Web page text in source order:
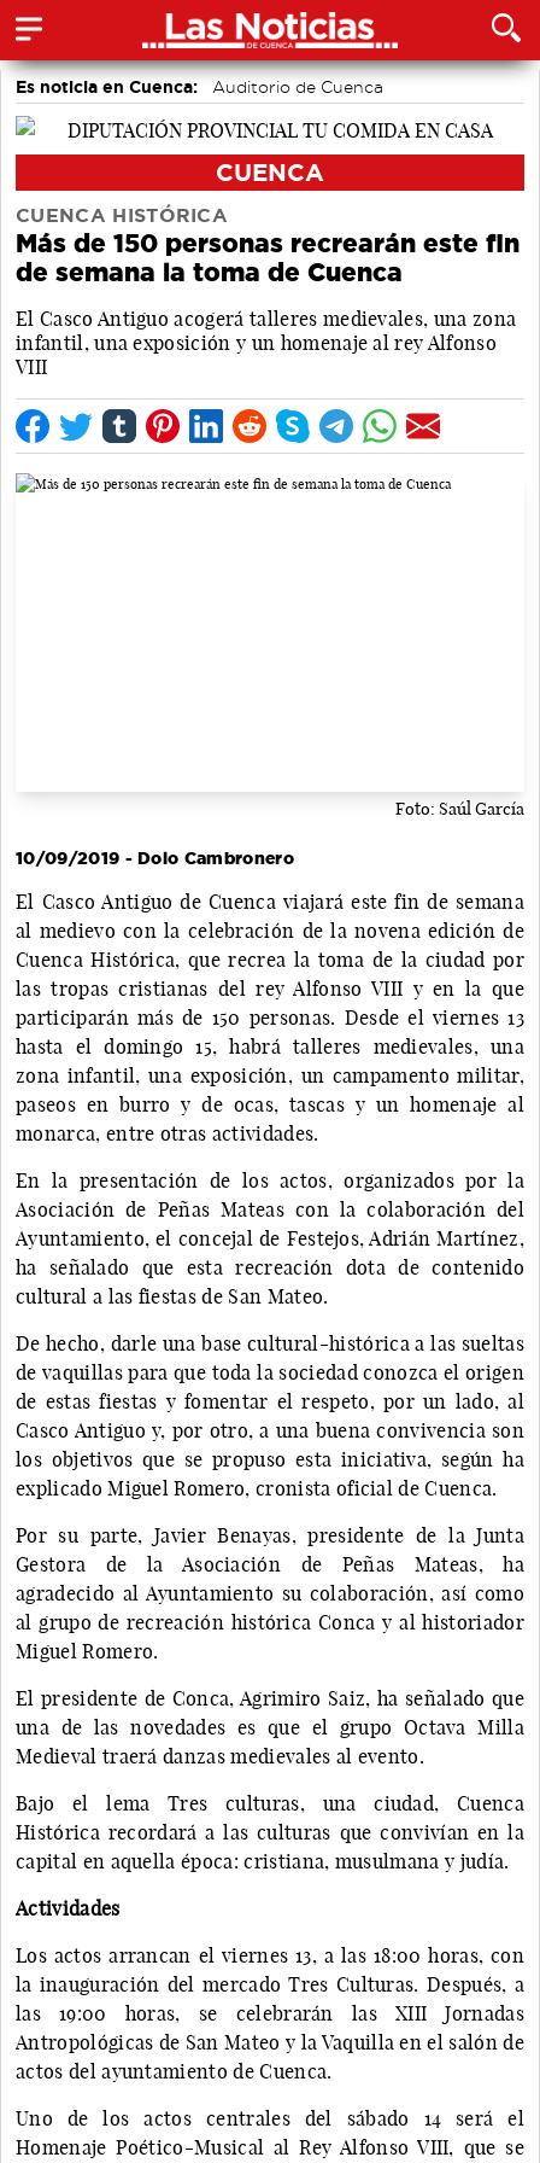
Es noticia en Cuenca: Auditorio de Cuenca
CUENCA
CUENCA HISTÓRICA
Más de 150 personas recrearán este fin
de semana la toma de Cuenca
El Casco Antiguo acogerá talleres medievales, una zona
infantil, una exposición y un homenaje al rey Alfonso
VIII
Foto: Saúl García
10/09/2019 - Dolo Cambronero
El Casco Antiguo de Cuenca viajará este fin de semana
al medievo con la celebración de la novena edición de
Cuenca Histórica, que recrea la toma de la ciudad por
las tropas cristianas del rey Alfonso VIII y en la que
participarán más de 150 personas. Desde el viernes 13
hasta el domingo 15, habrá talleres medievales, una
zona infantil, una exposición, un campamento militar,
paseos en burro y de ocas, tascas y un homenaje al
monarca, entre otras actividades.
En la presentación de los actos, organizados por la
Asociación de Peñas Mateas con la colaboración del
Ayuntamiento, el concejal de Festejos, Adrián Martínez,
ha señalado que esta recreación dota de contenido
cultural a las fiestas de San Mateo.
De hecho, darle una base cultural-histórica a las sueltas
de vaquillas para que toda la sociedad conozca el origen
de estas fiestas y fomentar el respeto, por un lado, al
Casco Antiguo y, por otro, a una buena convivencia son
los objetivos que se propuso esta iniciativa, según ha
explicado Miguel Romero, cronista oficial de Cuenca.
Por su parte, Javier Benayas, presidente de la Junta
Gestora de la Asociación de Peñas Mateas, ha
agradecido al Ayuntamiento su colaboración, así como
al grupo de recreación histórica Conca y al historiador
Miguel Romero.
El presidente de Conca, Agrimiro Saiz, ha señalado que
una de las novedades es que el grupo Octava Milla
Medieval traerá danzas medievales al evento.
Bajo el lema Tres culturas, una ciudad, Cuenca
Histórica recordará a las culturas que convivían en la
capital en aquella época: cristiana, musulmana y judía.
Actividades
Los actos arrancan el viernes 13, a las 18:00 horas, con
la inauguración del mercado Tres Culturas. Después, a
las 19:00 horas, se celebrarán las XIII Jornadas
Antropológicas de San Mateo y la Vaquilla en el salón de
actos del ayuntamiento de Cuenca.
Uno de los actos centrales del sábado 14 será el
Homenaje Poético-Musical al Rey Alfonso VIII, que se